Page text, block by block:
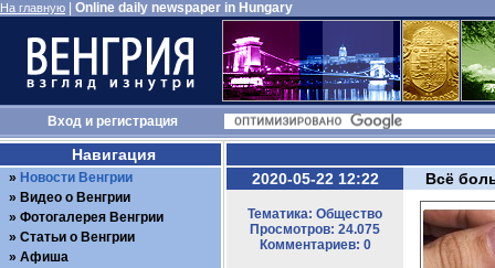
На главную Online daily newspaper in Hungary
Входи регистрация
2020-05-22 12:22
Тематика: Общество
Просмотров: 24.075
Комментариев: 0
Всё
Навигация
Новости Венгрии
Видео о Венгрии
Фотогалерея Венгрии
Статьи о Венгрии
Афиша